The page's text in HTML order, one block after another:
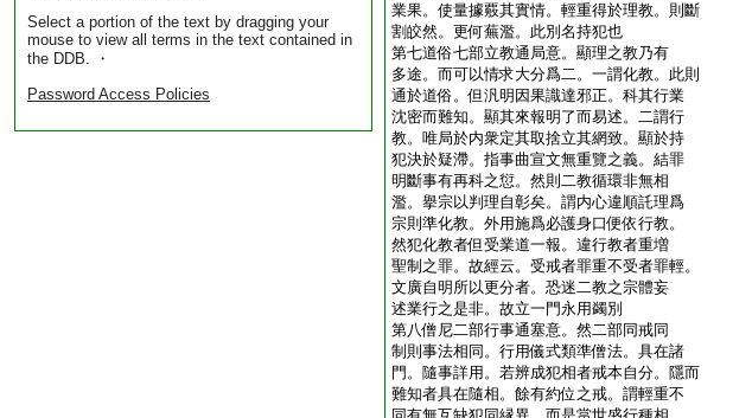
Select a portion of the text by dragging your
mouse to view all terms in the text contained in
the DDB. ・
Password Access Policies
業果。使量據覈其實情。輕重得於理教。則斷
割皎然。更何蕪濫。此別名持犯也
第七道俗七部立教通局意。顯理之教乃有
多途。而可以情求大分爲二。一謂化教。此則
通於道俗。但汎明因果識達邪正。科其行業
沈密而難知。顯其來報明了而易述。二謂行
教。唯局於内衆定其取捨立其網致。顯於持
犯決於疑滯。指事曲宣文無重覽之義。結罪
明斷事有再科之愆。然則二教循環非無相
濫。擧宗以判理自彰矣。謂内心違順託理爲
宗則準化教。外用施爲必護身口便依行教。
然犯化教者但受業道一報。違行教者重増
聖制之罪。故經云。受戒者罪重不受者罪輕。
文廣自明所以更分者。恐迷二教之宗體妄
述業行之是非。故立一門永用蠲別
第八僧尼二部行事通塞意。然二部同戒同
制則事法相同。行用儀式類準僧法。具在諸
門。隨事詳用。若辨成犯相者戒本自分。隱而
難知者具在隨相。餘有約位之戒。謂輕重不